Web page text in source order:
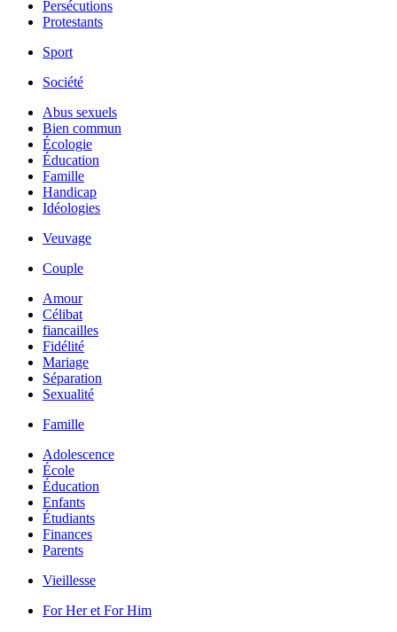
Persécutions
Protestants
Sport
Société
Abus sexuels
Bien commun
Écologie
Éducation
Famille
Handicap
Idéologies
Veuvage
Couple
Amour
Célibat
fiancailles
Fidélité
Mariage
Séparation
Sexualité
Famille
Adolescence
École
Éducation
Enfants
Étudiants
Finances
Parents
Vieillesse
For Her et For Him